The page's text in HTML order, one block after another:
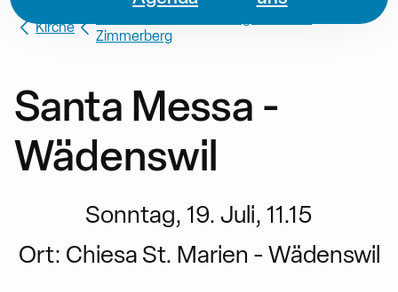
Kirche
Zimmerberg
Santa Messa -
Wädenswil
Sonntag, 19. Juli, 11.15
Ort: Chiesa St. Marien - Wädenswil